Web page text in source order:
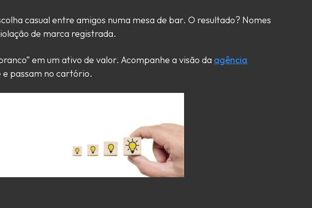
casual entre amigos numa mesa de bar. O resultado? Nomes
de marca registrada.
em um ativo de valor. Acompanhe a visão da agência
passam no cartório.